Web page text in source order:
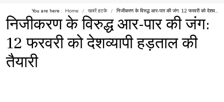
You are here : Home खबरें हटके निजीकरण के विरुद्ध आर-पार की जंग: 12 फरवरी को देशव...
निजीकरण के विरुद्ध आर-पार की जंग:
12 फरवरी को देशव्यापी हड़ताल की
तैयारी